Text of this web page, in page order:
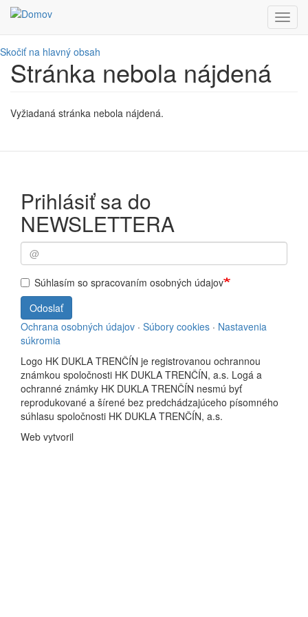
Skočiť na hlavný obsah
Stránka nebola nájdená
Vyžiadaná stránka nebola nájdená.
Prihlásiť sa do
NEWSLETTERA
Súhlasím so spracovaním osobných údajov
Odoslať
Ochrana osobných údajov · Súbory cookies · Nastavenia
súkromia
Logo HK DUKLA TRENČÍN je registrovanou ochrannou
známkou spoločnosti HK DUKLA TRENČÍN, a.s. Logá a
ochranné známky HK DUKLA TRENČÍN nesmú byť
reprodukované a šírené bez predchádzajúceho písomného
súhlasu spoločnosti HK DUKLA TRENČÍN, a.s.
Web vytvoril